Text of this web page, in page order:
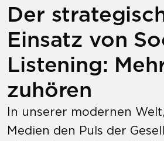
Der
Einsatz von
Listening:
zuhören
In unserer modernen
Medien den Puls der